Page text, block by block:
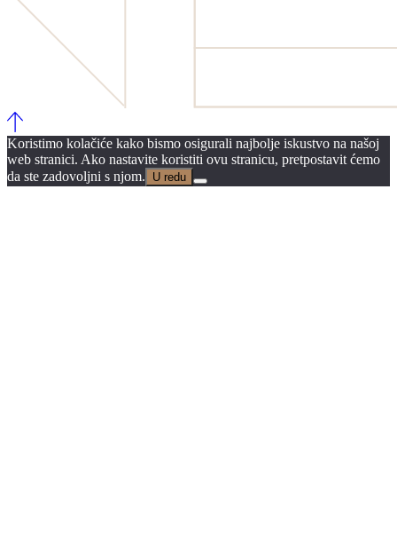
Koristimo kolačiće kako bismo osigurali najbolje iskustvo na našoj
web stranici. Ako nastavite koristiti ovu stranicu, pretpostavit ćemo
da ste zadovoljni s njom.
U redu